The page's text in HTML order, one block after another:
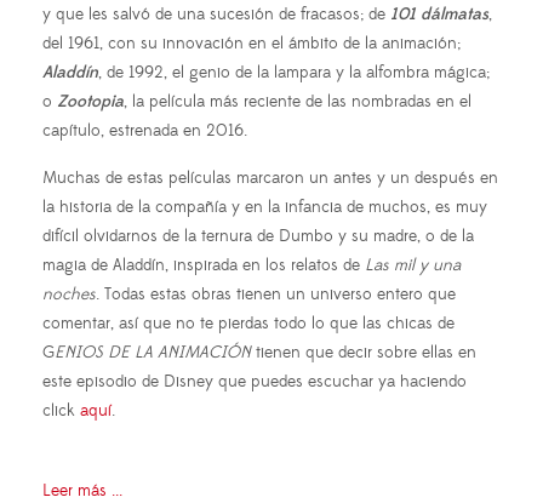
y que les salvó de una sucesión de fracasos; de 101 dálmatas,
del 1961, con su innovación en el ámbito de la animación;
Aladdín, de 1992, el genio de la lampara y la alfombra mágica;
o Zootopia, la película más reciente de las nombradas en el
capítulo, estrenada en 2016.
Muchas de estas películas marcaron un antes y un después en
la historia de la compañía y en la infancia de muchos, es muy
difícil olvidarnos de la ternura de Dumbo y su madre, o de la
magia de Aladdín, inspirada en los relatos de Las mil y una
noches. Todas estas obras tienen un universo entero que
comentar, así que no te pierdas todo lo que las chicas de
GENIOS DE LA ANIMACIÓNtienen que decir sobre ellas en
este episodio de Disney que puedes escuchar ya haciendo
click aquí.
Leer más ...